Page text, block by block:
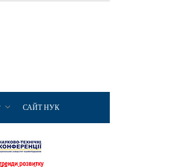
САЙТ НУК